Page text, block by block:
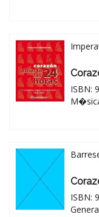
ISBN:
ISBN: